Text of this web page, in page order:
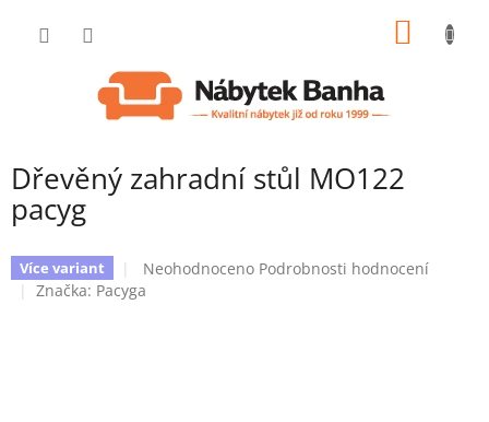
Dřevěný zahradní stůl MO122
pacyg
Více variant
Průměrné
hodnocení
Neohodnoceno Podrobnosti hodnocení
Značka: Pacyga